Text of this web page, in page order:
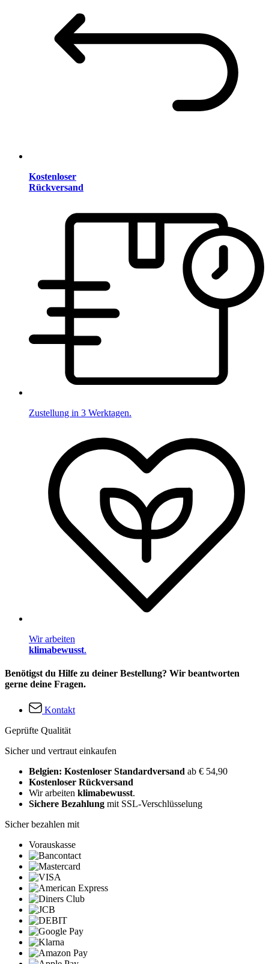
Kostenloser
Rückversand
Zustellung in 3 Werktagen.
Wir arbeiten
klimabewusst.
Benötigst du Hilfe zu deiner Bestellung? Wir beantworten
gerne deine Fragen.
Kontakt
Geprüfte Qualität
Sicher und vertraut einkaufen
Belgien: Kostenloser Standardversand ab € 54,90
Kostenloser Rückversand
Wir arbeiten klimabewusst.
Sichere Bezahlung mit SSL-Verschlüsselung
Sicher bezahlen mit
Vorauskasse